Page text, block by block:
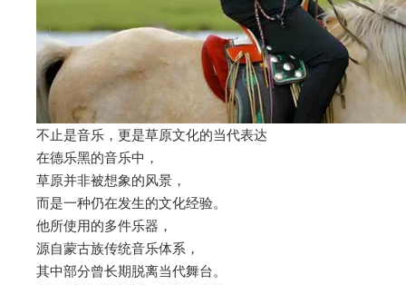
不止是音乐，更是草原文化的当代表达
在德乐黑的音乐中，
草原并非被想象的风景，
而是一种仍在发生的文化经验。
他所使用的多件乐器，
源自蒙古族传统音乐体系，
其中部分曾长期脱离当代舞台。